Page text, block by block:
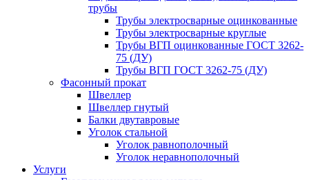
трубы
Трубы электросварные оцинкованные
Трубы электросварные круглые
Трубы ВГП оцинкованные ГОСТ 3262-
75 (ДУ)
Трубы ВГП ГОСТ 3262-75 (ДУ)
Фасонный прокат
Швеллер
Швеллер гнутый
Балки двутавровые
Уголок стальной
Уголок равнополочный
Уголок неравнополочный
Услуги